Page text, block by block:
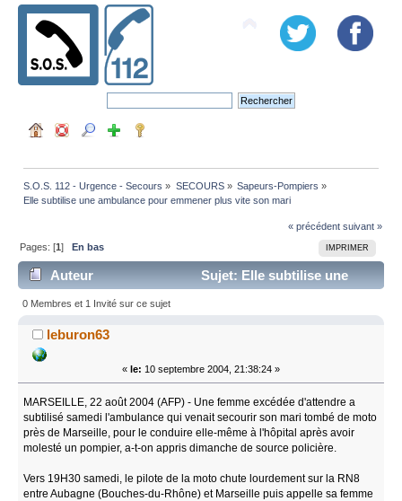
S.O.S. 112 - Urgence - Secours » SECOURS» Sapeurs-Pompiers »
Elle subtilise une ambulance pour emmener plus vite son mari
« précédent suivant »
IMPRIMER
Pages: [1]En bas
Auteur
Sujet: Elle subtilise une
ambulance pour emmener plus vite son mari (Lu 10031
fois)
0 Membres et 1 Invité sur ce sujet
leburon63
« le: 10 septembre 2004, 21:38:24 »
MARSEILLE, 22 août 2004 (AFP) - Une femme excédée d'attendre a
subtilisé samedi l'ambulance qui venait secourir son mari tombé de moto
près de Marseille, pour le conduire elle-même à l'hôpital après avoir
molesté un pompier, a-t-on appris dimanche de source policière.
Vers 19H30 samedi, le pilote de la moto chute lourdement sur la RN8
entre Aubagne (Bouches-du-Rhône) et Marseille puis appelle sa femme